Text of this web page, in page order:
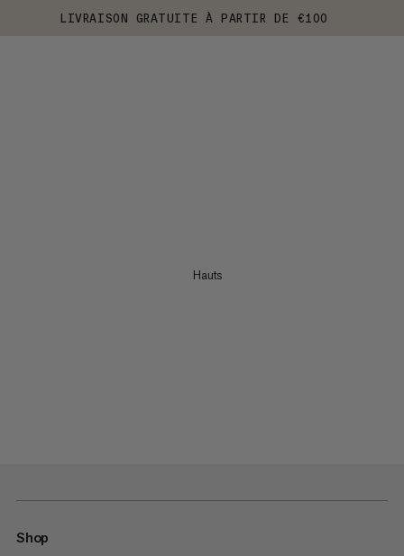
LIVRAISON GRATUITE À PARTIR DE €100
Hauts
Shop